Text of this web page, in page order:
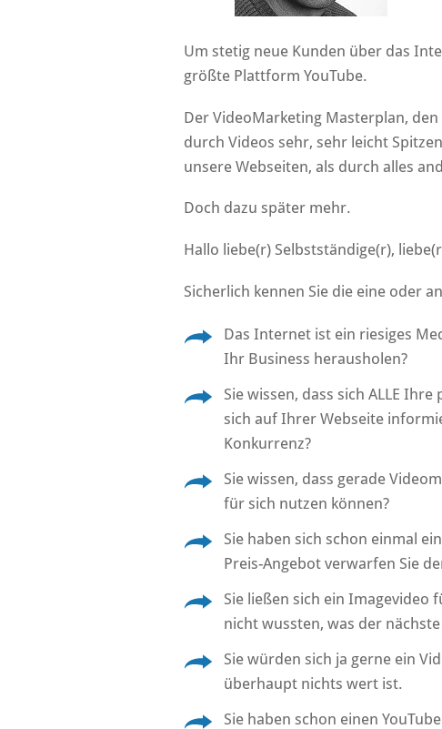
Um stetig neue Kunden über das
größte Plattform YouTube.
Der VideoMarketing Masterplan,
durch Videos sehr, sehr leicht
unsere Webseiten, als durch alles
Doch dazu später mehr.
Hallo liebe(r) Selbstständige(r),
Sicherlich kennen Sie die eine oder
Das Internet ist ein riesiges
Ihr Business herausholen?
Sie wissen, dass sich ALLE
sich auf Ihrer Webseite
Konkurrenz?
Sie wissen, dass gerade
für sich nutzen können?
Sie haben sich schon einmal
Preis-Angebot verwarfen Sie
Sie ließen sich ein Imagevideo
nicht wussten, was der
Sie würden sich ja gerne ein
überhaupt nichts wert ist.
Sie haben schon einen